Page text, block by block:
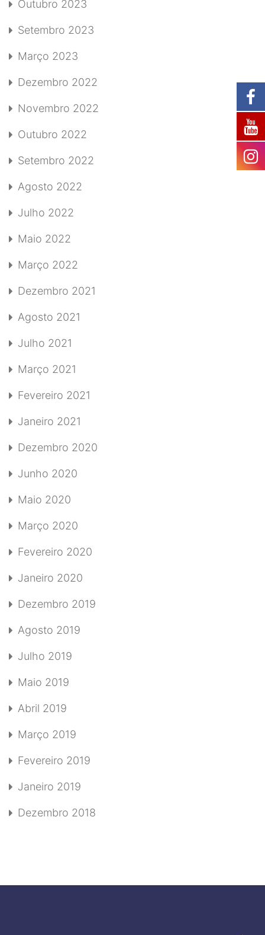
Outubro 2023
Setembro 2023
Março 2023
Dezembro 2022
Novembro 2022
Outubro 2022
Setembro 2022
Agosto 2022
Julho 2022
Maio 2022
Março 2022
Dezembro 2021
Agosto 2021
Julho 2021
Março 2021
Fevereiro 2021
Janeiro 2021
Dezembro 2020
Junho 2020
Maio 2020
Março 2020
Fevereiro 2020
Janeiro 2020
Dezembro 2019
Agosto 2019
Julho 2019
Maio 2019
Abril 2019
Março 2019
Fevereiro 2019
Janeiro 2019
Dezembro 2018